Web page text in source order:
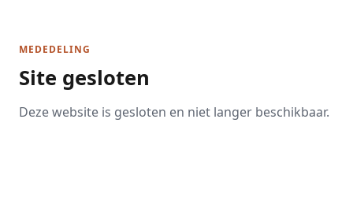
MEDEDELING
Site gesloten
Deze website is gesloten en niet langer beschikbaar.